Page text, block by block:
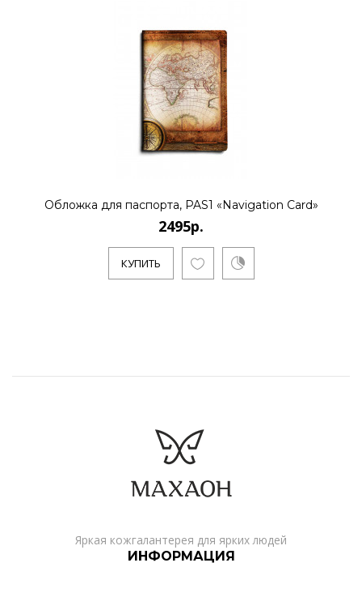
Обложка для паспорта, PAS1 «Navigation Card»
2495р.
КУПИТЬ
Яркая кожгалантерея для ярких людей
ИНФОРМАЦИЯ